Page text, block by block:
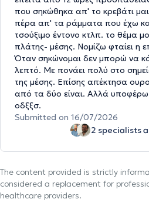
που σηκώθηκα απ' το κρεβάτι
πέρα απ' τα ράμματα που έχω
τσούξιμο έντονο κτλπ. το θέμα
πλάτης- μέσης. Νομίζω φταίει η
Όταν σηκώνομαι δεν μπορώ να
λεπτό. Με πονάει πολύ στο
της μέσης. Επίσης απέκτησα
από τα δύο είναι. Αλλά
οδξξσ.
Submitted on 16/07/2026
2 specialists
The content provided is strictly
considered a replacement for
healthcare providers.